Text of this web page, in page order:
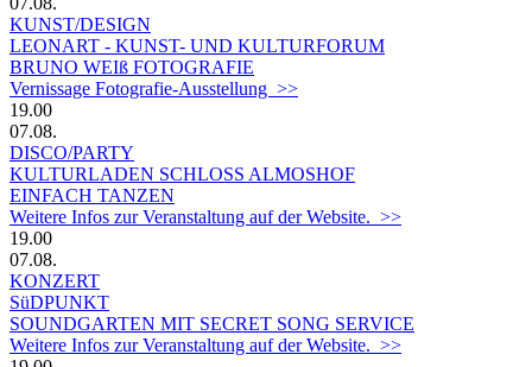
KUNST/DESIGN
LEONART - KUNST- UND KULTURFORUM
BRUNO WEIß FOTOGRAFIE
Vernissage Fotografie-Ausstellung >>
19.00
07.08.
DISCO/PARTY
KULTURLADEN SCHLOSS ALMOSHOF
EINFACH TANZEN
Weitere Infos zur Veranstaltung auf der Website. >>
19.00
07.08.
KONZERT
SüDPUNKT
SOUNDGARTEN MIT SECRET SONG SERVICE
Weitere Infos zur Veranstaltung auf der Website. >>